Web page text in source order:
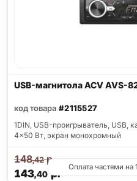
USB-магнитола ACV AVS-
код товара #2115527
1DIN, USB-проигрыватель, USB,
4x50 Вт, экран монохромный
143,40р.
148,42р.
Оплата частями на